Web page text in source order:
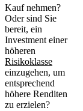
Kauf nehmen?
Oder sind Sie
bereit, ein
Investment einer
höheren
Risikoklasse
einzugehen, um
entsprechend
höhere Renditen
zu erzielen?